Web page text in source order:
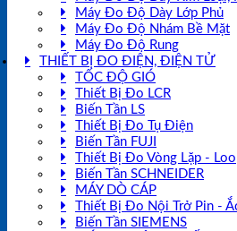
Máy Đo Độ Dày Lớp Phủ
Máy Đo Độ Nhám Bề Mặt
Máy Đo Độ Rung
THIẾT BỊ ĐO ĐIỆN, ĐIỆN TỬ
TỐC ĐỘ GIÓ
Thiết Bị Đo LCR
Biến Tần LS
Thiết Bị Đo Tụ Điện
Biến Tần FUJI
Thiết Bị Đo Vòng Lặp -
Biến Tần SCHNEIDER
MÁY DÒ CÁP
Thiết Bị Đo Nội Trở Pin -
Biến Tần SIEMENS